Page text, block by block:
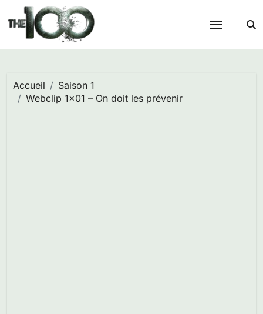
Passer
au
contenu
Accueil
Saison 1
Webclip 1×01 – On doit les prévenir